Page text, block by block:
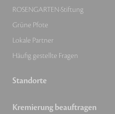
ROSENGARTEN-Stiftung
Grüne Pfote
Lokale Partner
Häufig gestellte Fragen
Standorte
Kremierung beauftragen